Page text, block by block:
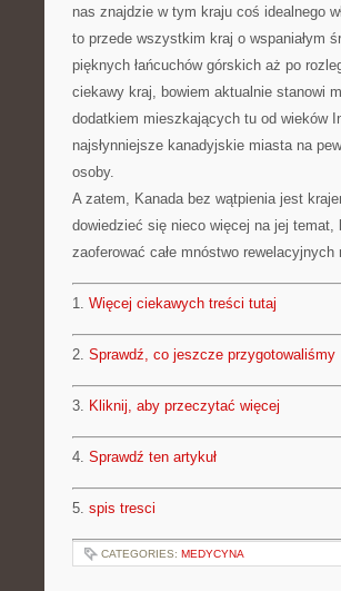
nas znajdzie w tym kraju coś idealnego
to przede wszystkim kraj o wspaniałym
pięknych łańcuchów górskich aż po
ciekawy kraj, bowiem aktualnie stanowi
dodatkiem mieszkających tu od wieków
najsłynniejsze kanadyjskie miasta na
osoby.
A zatem, Kanada bez wątpienia jest
dowiedzieć się nieco więcej na jej temat,
zaoferować całe mnóstwo rewelacyjnych
1. Więcej ciekawych treści tutaj
2. Sprawdź, co jeszcze przygotowaliśmy
3. Kliknij, aby przeczytać więcej
4. Sprawdź ten artykuł
5. spis tresci
CATEGORIES: MEDYCYNA